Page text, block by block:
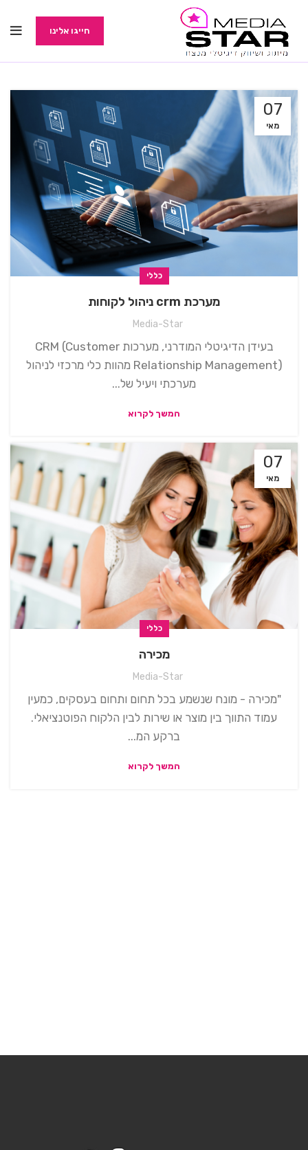
חייגו אלינו
07
מאי
כללי
מערכת crm ניהול לקוחות
Media-Star
בעידן הדיגיטלי המודרני, מערכות CRM (Customer
Relationship Management) מהוות כלי מרכזי לניהול
מערכתי ויעיל של...
המשך לקרוא
07
מאי
כללי
מכירה
Media-Star
"מכירה - מונח שנשמע בכל תחום ותחום בעסקים, כמעין
עמוד התווך בין מוצר או שירות לבין הלקוח הפוטנציאלי.
ברקע המ...
המשך לקרוא